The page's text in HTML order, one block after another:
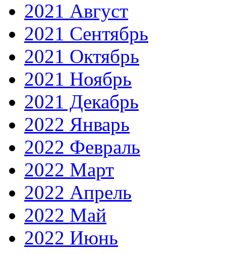
2021 Август
2021 Сентябрь
2021 Октябрь
2021 Ноябрь
2021 Декабрь
2022 Январь
2022 Февраль
2022 Март
2022 Апрель
2022 Май
2022 Июнь